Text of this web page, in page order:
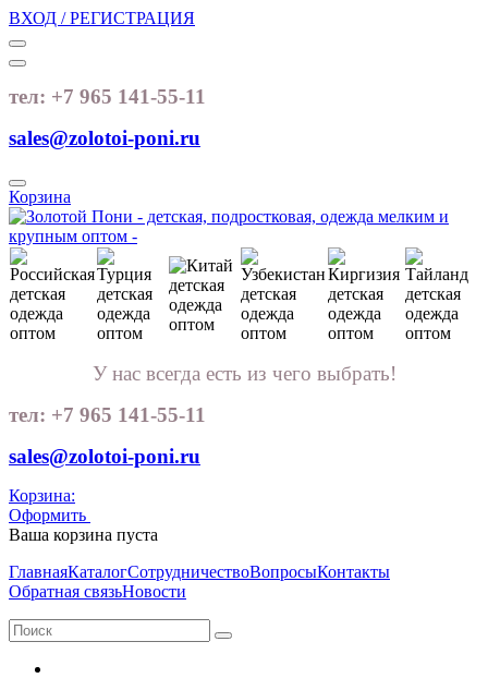
ВХОД / РЕГИСТРАЦИЯ
тел: +7 965 141-55-11
sales@zolotoi-poni.ru
Корзина
У нас всегда есть из чего выбрать!
тел: +7 965 141-55-11
sales@zolotoi-poni.ru
Корзина:
Оформить
Ваша корзина пуста
ГлавнаяКаталогСотрудничествоВопросыКонтакты
Обратная связьНовости